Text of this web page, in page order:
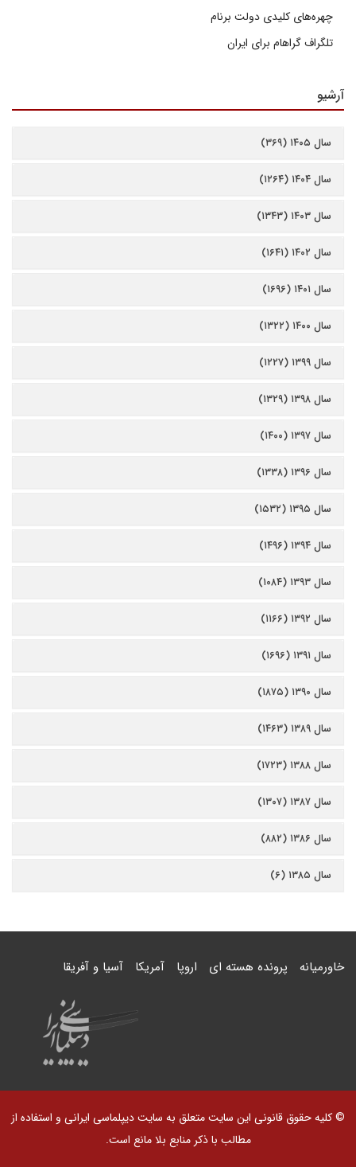
چهره‌های کلیدی دولت برنام
تلگراف گراهام برای ایران
آرشیو
سال ۱۴۰۵ (۳۶۹)
سال ۱۴۰۴ (۱۲۶۴)
سال ۱۴۰۳ (۱۳۴۳)
سال ۱۴۰۲ (۱۶۴۱)
سال ۱۴۰۱ (۱۶۹۶)
سال ۱۴۰۰ (۱۳۲۲)
سال ۱۳۹۹ (۱۲۲۷)
سال ۱۳۹۸ (۱۳۲۹)
سال ۱۳۹۷ (۱۴۰۰)
سال ۱۳۹۶ (۱۳۳۸)
سال ۱۳۹۵ (۱۵۳۲)
سال ۱۳۹۴ (۱۴۹۶)
سال ۱۳۹۳ (۱۰۸۴)
سال ۱۳۹۲ (۱۱۶۶)
سال ۱۳۹۱ (۱۶۹۶)
سال ۱۳۹۰ (۱۸۷۵)
سال ۱۳۸۹ (۱۴۶۳)
سال ۱۳۸۸ (۱۷۲۳)
سال ۱۳۸۷ (۱۳۰۷)
سال ۱۳۸۶ (۸۸۲)
سال ۱۳۸۵ (۶)
خاورمیانه پرونده هسته ای اروپا آمریکا آسیا و آفریقا
© کلیه حقوق قانونی این سایت متعلق به سایت دیپلماسی ایرانی و استفاده از
مطالب با ذکر منابع بلا مانع است.